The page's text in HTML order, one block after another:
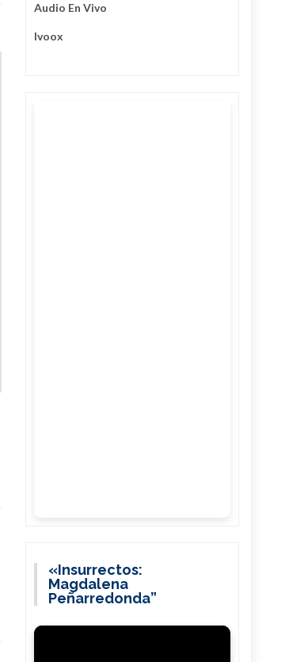
Audio En Vivo
Ivoox
«Insurrectos:
Magdalena
Peñarredonda”